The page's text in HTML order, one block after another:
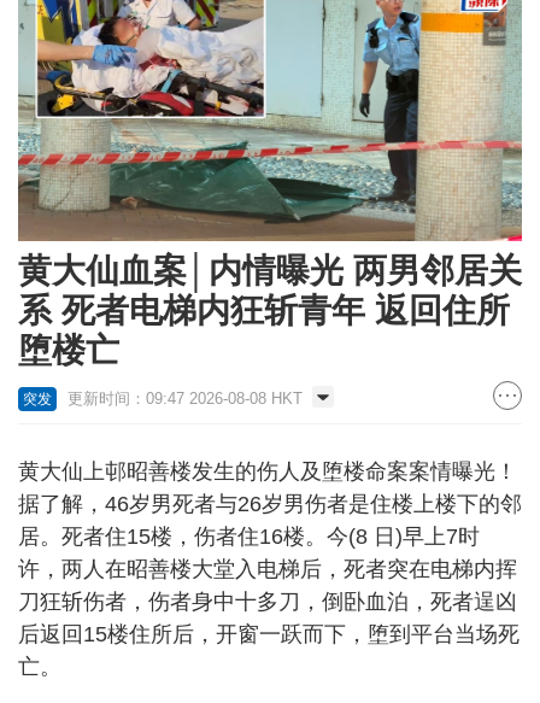
黄大仙血案│内情曝光 两男邻居关
系 死者电梯内狂斩青年 返回住所
堕楼亡
突发 更新时间：09:47 2026-08-08 HKT
黄大仙上邨昭善楼发生的伤人及堕楼命案案情曝光！
据了解，46岁男死者与26岁男伤者是住楼上楼下的邻
居。死者住15楼，伤者住16楼。今(8 日)早上7时
许，两人在昭善楼大堂入电梯后，死者突在电梯内挥
刀狂斩伤者，伤者身中十多刀，倒卧血泊，死者逞凶
后返回15楼住所后，开窗一跃而下，堕到平台当场死
亡。